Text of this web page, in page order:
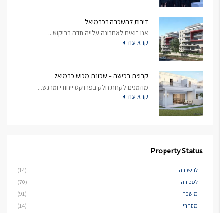
דירות להשכרה בכרמיאל
אנו רואים לאחרונה עלייה חדה בביקוש...
קרא עוד
קבוצת רכישה – שכונת מכוש כרמיאל
מוזמנים לקחת חלק בפרויקט ייחודי ומרגש...
קרא עוד
Property Status
להשכרה
(14)
למכירה
(70)
מושכר
(91)
מסחרי
(14)